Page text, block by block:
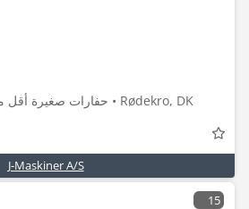
حفارات صغيرة أقل من 7 طن (حفارات صغيرة) • Rødekro, DK
J-Maskiner A/S
15